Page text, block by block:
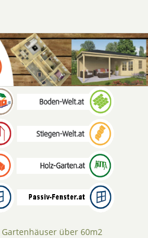
Gartenhäuser über 60m2